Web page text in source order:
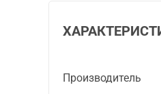
Производитель